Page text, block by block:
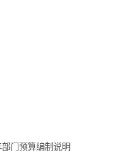
门预算编制说明